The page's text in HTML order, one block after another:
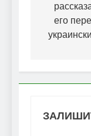
его